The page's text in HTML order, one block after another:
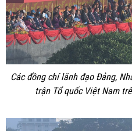
Các đồng chí lãnh đạo Đảng,
trận Tổ quốc Việt Nam